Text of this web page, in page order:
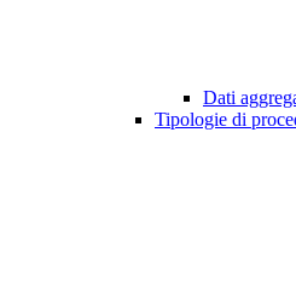
Dati
Tipologie di